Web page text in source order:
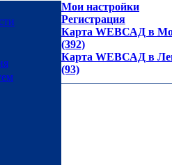
Мои настройки
Регистрация
Карта WEBСАД в
(392)
Карта WEBСАД в
(93)